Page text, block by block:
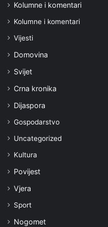
Kolumne i komentari
Kolumne i komentari
Vijesti
Domovina
Svijet
Crna kronika
Dijaspora
Gospodarstvo
Uncategorized
Kultura
Povijest
Vjera
Sport
Nogomet